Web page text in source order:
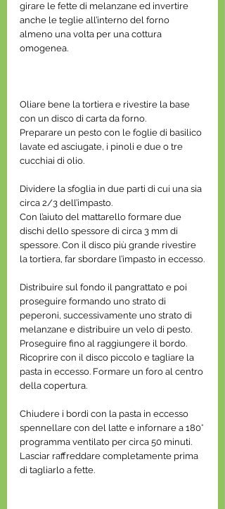
girare le fette di melanzane ed invertire
anche le teglie all’interno del forno
almeno una volta per una cottura
omogenea.
Oliare bene la tortiera e rivestire la base
con un disco di carta da forno.
Preparare un pesto con le foglie di basilico
lavate ed asciugate, i pinoli e due o tre
cucchiai di olio.
Dividere la sfoglia in due parti di cui una sia
circa 2/3 dell’impasto.
Con l’aiuto del mattarello formare due
dischi dello spessore di circa 3 mm di
spessore. Con il disco più grande rivestire
la tortiera, far sbordare l’impasto in eccesso.
Distribuire sul fondo il pangrattato e poi
proseguire formando uno strato di
peperoni, successivamente uno strato di
melanzane e distribuire un velo di pesto.
Proseguire fino al raggiungere il bordo.
Ricoprire con il disco piccolo e tagliare la
pasta in eccesso. Formare un foro al centro
della copertura.
Chiudere i bordi con la pasta in eccesso
spennellare con del latte e infornare a 180°
programma ventilato per circa 50 minuti.
Lasciar raffreddare completamente prima
di tagliarlo a fette.